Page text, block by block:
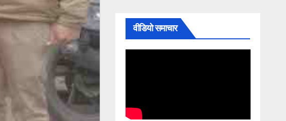
वीडियो समाचार